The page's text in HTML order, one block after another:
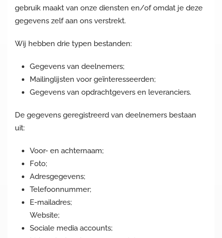
gebruik maakt van onze diensten en/of omdat je deze
gegevens zelf aan ons verstrekt.
Wij hebben drie typen bestanden:
Gegevens van deelnemers;
Mailinglijsten voor geïnteresseerden;
Gegevens van opdrachtgevers en leveranciers.
De gegevens geregistreerd van deelnemers bestaan
uit:
Voor- en achternaam;
Foto;
Adresgegevens;
Telefoonnummer;
E-mailadres;
Website;
Sociale media accounts;